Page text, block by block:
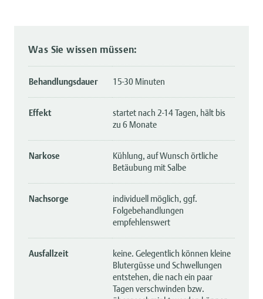
Was Sie wissen müssen:
Behandlungsdauer 15-30 Minuten
Effekt
startet nach 2-14 Tagen, hält bis
zu 6 Monate
Narkose
Kühlung, auf Wunsch örtliche
Betäubung mit Salbe
Nachsorge
individuell möglich, ggf.
Folgebehandlungen
empfehlenswert
Ausfallzeit
keine. Gelegentlich können kleine
Blutergüsse und Schwellungen
entstehen, die nach ein paar
Tagen verschwinden bzw.